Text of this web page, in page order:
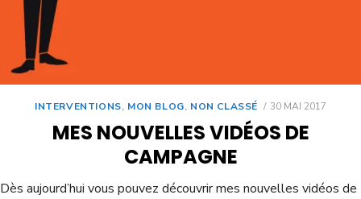
INTERVENTIONS, MON BLOG, NON CLASSÉ 30 MAI 2017
MES NOUVELLES VIDÉOS DE
CAMPAGNE
Dès aujourd’hui vous pouvez découvrir mes nouvelles vidéos de